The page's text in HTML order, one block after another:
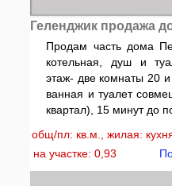
Геленджик продажа
Продам часть дома
котельная, душ и
этаж- две комнаты 20
ванная и туалет
квартал), 15 минут до
общ/пл: кв.м., жилая:
на участке: 0,93